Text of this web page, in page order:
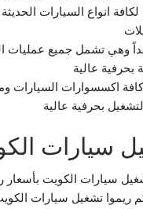
انواع السيارات
وهي تشمل جميع عمليات
بحرفية عالية
اكسسوارات السيارات
بحرفية عالية
سيارات
سيارات الكويت بأسعار
تشغيل سيارات